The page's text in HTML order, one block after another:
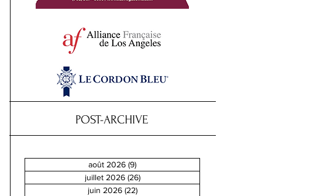
POST-ARCHIVE
août 2026 (9)
juillet 2026 (26)26 posts
juin 2026 (22)22 posts